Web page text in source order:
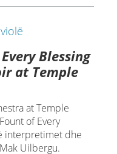
Blessing
at Temple
at Temple
of Every
interpretimet dhe
Uilbergu.